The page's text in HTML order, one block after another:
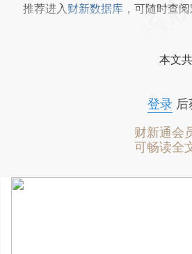
推荐进入 财新数据库 ，可随时查
本文
登录后
财新通会
可畅读全